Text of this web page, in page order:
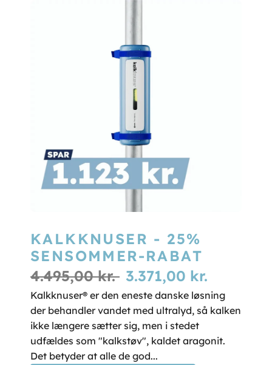
KALKKNUSER - 25%
SENSOMMER-RABAT
4.495,00 kr. 3.371,00 kr.
Kalkknuser® er den eneste danske løsning
der behandler vandet med ultralyd, så kalken
ikke længere sætter sig, men i stedet
udfældes som "kalkstøv", kaldet aragonit.
Det betyder at alle de god...